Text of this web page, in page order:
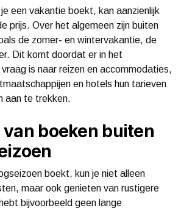
een vakantie boekt, kan aanzienlijk
prijs. Over het algemeen zijn buiten
de zomer- en wintervakantie, de
Dit komt doordat er in het
is naar reizen en accommodaties,
en hotels hun tarieven
aan te trekken.
boeken buiten
boekt, kun je niet alleen
maar ook genieten van rustigere
bijvoorbeeld geen lange